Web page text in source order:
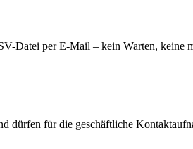
Datei per E-Mail – kein Warten, keine
dürfen für die geschäftliche